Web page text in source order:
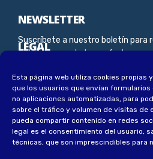
Esta página web utiliza cookies propias
que los usuarios que envían
no aplicaciones automatizadas, para
sobre el tráfico y volumen de visitas de
pueda compartir contenido en redes
legal es el consentimiento del usuario,
técnicas, que son imprescindibles para
NEWSLETTER
Suscríbete a nuestro boletín para
noticias, novedades y ofertas
LEGAL
Aviso Legal
Política de privacidad
Política de privacidad socios
Política de cookies